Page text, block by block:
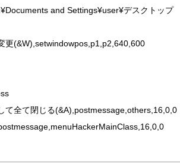
and Settings¥user¥デスクトップ
更(&W),setwindowpos,p1,p2,640,600
て全て閉じる(&A),postmessage,others,16,0,0